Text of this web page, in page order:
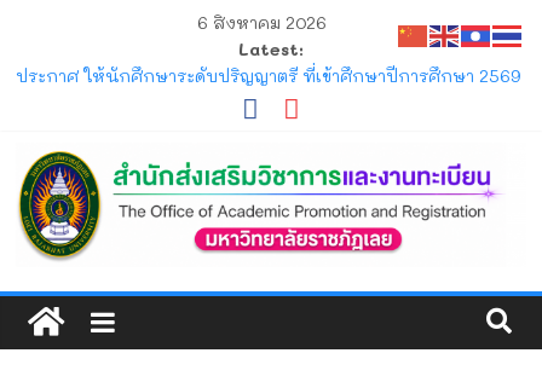
6 สิงหาคม 2026
Latest:
ประกาศ ให้นักศึกษาระดับปริญญาตรี ที่เข้าศึกษาปีการศึกษา 2569
พ้นสภาพจากการเป็นนักศึกษา ตามข้อบังคับมหาวิทยาลัยราชภัฏ
ประกาศ การขอสำเร็จการศึกษาและการขึ้นทะเบียนบัณฑิตของ
นักศึกษาภาคปกติ ที่คาดว่าจะสำเร็จการศึกษาในภาคการศึกษาที่
1/2569 และ 2/2569
ประกาศ รายชื่อผู้เรียนพร้อมรหัสประจำตัวผู้เรียนเพื่อเข้าศึกษาหรือ
ฝึกอบรมตามระเบียบมหาวิทยาลัยราชภัฏเลย ว่าด้วยการจัดการ
ศึกษาตลอดชีวิต หลักสูตรประกาศนียบัตร (หลักสูตรระยะสั้น)
พัฒนาสมรรถนะผู้ประกอบการ SMEs ด้วยเทคโนโลยีปัญญา
ประดิษฐ์เพื่อเพิ่มประสิทธิภาพธุรกิจ